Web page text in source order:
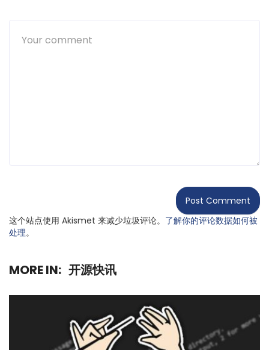
这个站点使用 Akismet 来减少垃圾评论。 了解你的评论数据如何被
处理。
MORE IN: 开源快讯